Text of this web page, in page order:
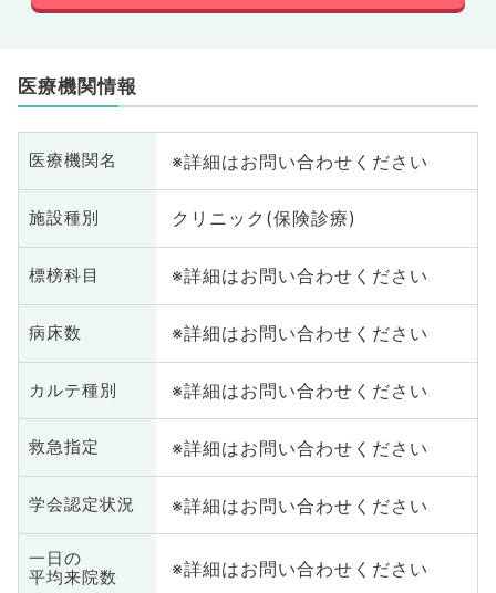
医療機関情報
医療機関名 ※詳細はお問い合わせください
施設種別 クリニック(保険診療)
標榜科目 ※詳細はお問い合わせください
病床数 ※詳細はお問い合わせください
カルテ種別 ※詳細はお問い合わせください
救急指定 ※詳細はお問い合わせください
学会認定状況 ※詳細はお問い合わせください
一日の
平均来院数
※詳細はお問い合わせください